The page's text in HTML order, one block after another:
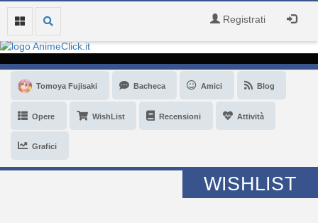
Registrati
Tomoya Fujisaki Bacheca Amici Blog
Opere WishList Recensioni Attività
Grafici
WISHLIST